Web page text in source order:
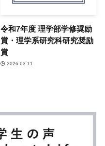
令和7年度 理学部学修奨励
賞・理学系研究科研究奨励
賞
2026-03-11